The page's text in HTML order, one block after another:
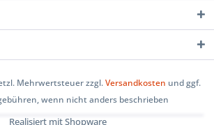
Mehrwertsteuer zzgl.Versandkosten und ggf.
wenn nicht anders beschrieben
Realisiert mit Shopware